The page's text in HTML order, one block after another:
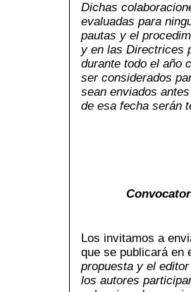
Dichas
evaluadas para
pautas y el
y en las Directrices
durante todo el año
ser considerados
sean enviados
de esa fecha serán
Los invitamos a
que se publicará en
propuesta y el
los autores